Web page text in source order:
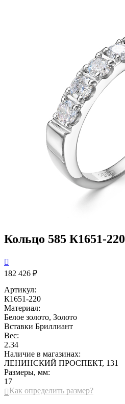
Кольцо 585 К1651-220

182 426 ₽
Артикул:
К1651-220
Материал:
Белое золото, Золото
Вставки Бриллиант
Вес:
2.34
Наличие в магазинах:
ЛЕНИНСКИЙ ПРОСПЕКТ, 131
Размеры, мм:
17
 Как определить размер?